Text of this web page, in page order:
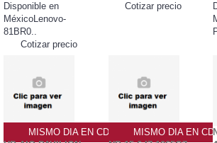
Disponible en
MéxicoLenovo-
81BR0..
Cotizar precio
Cotizar precio
MISMO DIA EN CDMX
MISMO DIA EN